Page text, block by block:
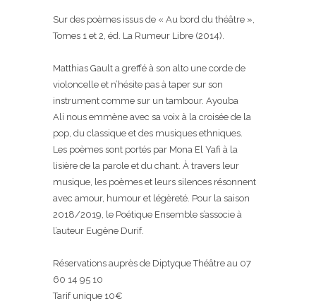
Sur des poèmes issus de « Au bord du théâtre »,
Tomes 1 et 2, éd. La Rumeur Libre (2014).
Matthias Gault a greffé à son alto une corde de
violoncelle et n’hésite pas à taper sur son
instrument comme sur un tambour. Ayouba
Ali nous emmène avec sa voix à la croisée de la
pop, du classique et des musiques ethniques.
Les poèmes sont portés par Mona El Yafi à la
lisière de la parole et du chant. À travers leur
musique, les poèmes et leurs silences résonnent
avec amour, humour et légèreté. Pour la saison
2018/2019, le Poétique Ensemble s’associe à
l’auteur Eugène Durif.
Réservations auprès de Diptyque Théâtre au 07
60 14 95 10
Tarif unique 10€